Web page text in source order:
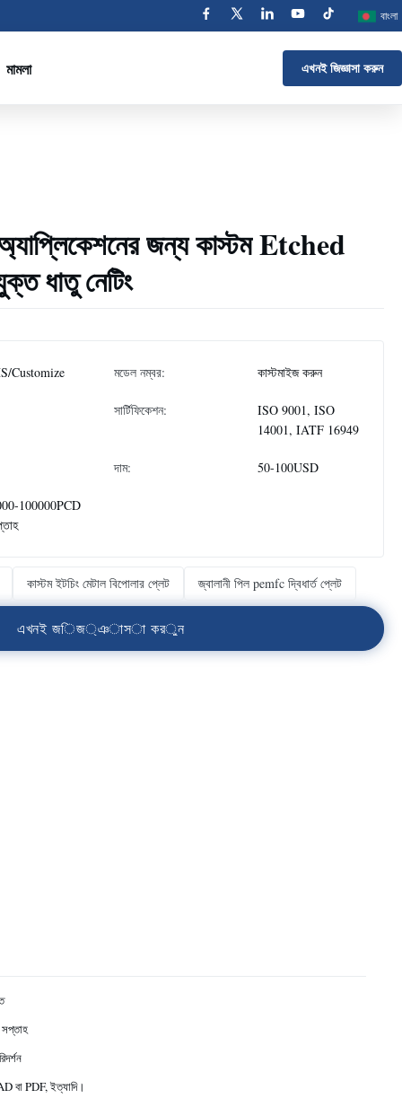
বাংলা
মামলা এখনই জিজ্ঞাসা করুন
অ্যাপ্লিকেশনের জন্য কাস্টম Etched
ধাতু নেটিং
Customize মডেল নম্বর: কাস্টমাইজ করুন
সার্টিফিকেশন:
ISO 9001, ISO
14001, IATF 16949
দাম: 50-100USD
100000PCD
কাস্টম ইটচিং মেটাল বিপোলার প্লেট জ্বালানী পিল pemfc দ্বিধার্ত প্লেট
এখনই জিজ্ঞাসা করুন
বা PDF, ইত্যাদি।